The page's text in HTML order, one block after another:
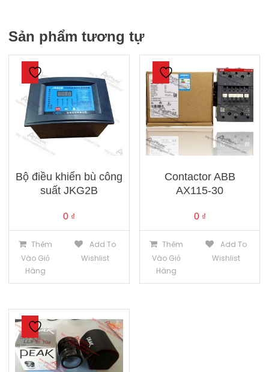
Sản phẩm tương tự
Bộ điều khiển bù công
suất JKG2B
0 ₫
Thêm
Vào Giỏ
Hàng
Add To
Wishlist
Contactor ABB
AX115-30
0 ₫
Thêm
Vào Giỏ
Hàng
Add To
Wishlist